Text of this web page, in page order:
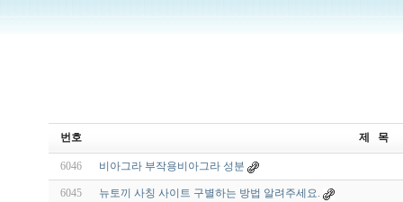
번호 제 목
6046 비아그라 부작용비아그라 성분
6045 뉴토끼 사칭 사이트 구별하는 방법 알려주세요.